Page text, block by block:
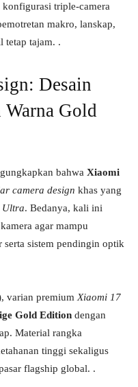
triple-camera
makro, lanskap,
tetap tajam. .
Desain
Warna Gold
bahwa Xiaomi
camera design khas yang
Ultra. Bedanya, kali ini
agar mampu
serta sistem pendingin optik
varian premium Xiaomi 17
Gold Edition dengan
Material rangka
tinggi sekaligus
flagship global. .